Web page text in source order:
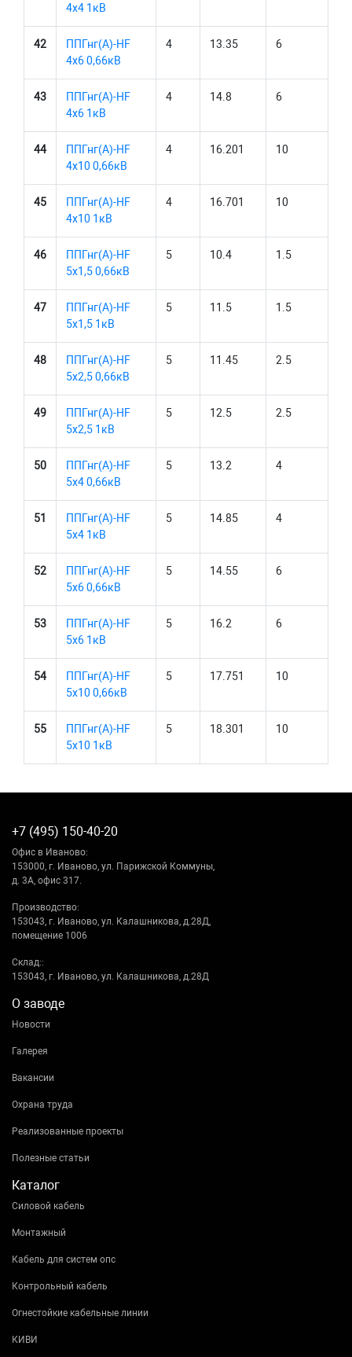
4х4 1кВ
42
ППГнг(А)-HF
4х6 0,66кВ
4 13.35 6
43
ППГнг(А)-HF
4х6 1кВ
4 14.8 6
44
ППГнг(А)-HF
4х10 0,66кВ
4 16.201 10
45
ППГнг(А)-HF
4х10 1кВ
4 16.701 10
46
ППГнг(А)-HF
5х1,5 0,66кВ
5 10.4 1.5
47
ППГнг(А)-HF
5х1,5 1кВ
5 11.5 1.5
48
ППГнг(А)-HF
5х2,5 0,66кВ
5 11.45 2.5
49
ППГнг(А)-HF
5х2,5 1кВ
5 12.5 2.5
50
ППГнг(А)-HF
5х4 0,66кВ
5 13.2 4
51
ППГнг(А)-HF
5х4 1кВ
5 14.85 4
52
ППГнг(А)-HF
5х6 0,66кВ
5 14.55 6
53
ППГнг(А)-HF
5х6 1кВ
5 16.2 6
54
ППГнг(А)-HF
5х10 0,66кВ
5 17.751 10
55
ППГнг(А)-HF
5х10 1кВ
5 18.301 10
+7 (495) 150-40-20
Офис в Иваново:
153000, г. Иваново, ул. Парижской Коммуны,
д. 3А, офис 317.
Производство:
153043, г. Иваново, ул. Калашникова, д.28Д,
помещение 1006
Склад::
153043, г. Иваново, ул. Калашникова, д.28Д
О заводе
Новости
Галерея
Вакансии
Охрана труда
Реализованные проекты
Полезные статьи
Каталог
Силовой кабель
Монтажный
Кабель для систем опс
Контрольный кабель
Огнестойкие кабельные линии
КИВИ